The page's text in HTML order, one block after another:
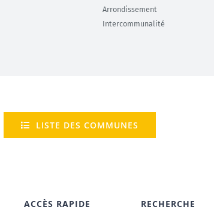
Arrondissement
Intercommunalité
LISTE DES COMMUNES
ACCÈS RAPIDE RECHERCHE